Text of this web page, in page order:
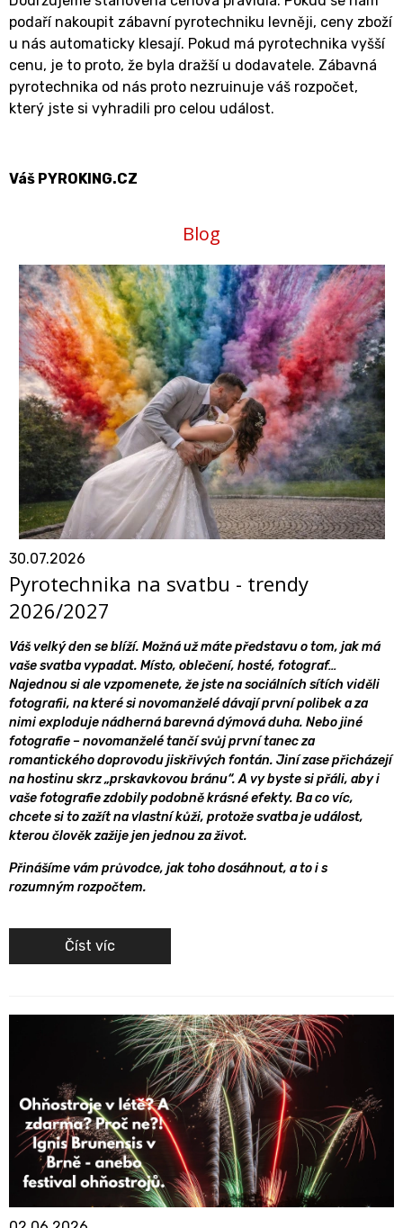
podaří nakoupit zábavní pyrotechniku levněji, ceny zboží
u nás automaticky klesají. Pokud má pyrotechnika vyšší
cenu, je to proto, že byla dražší u dodavatele. Zábavná
pyrotechnika od nás proto nezruinuje váš rozpočet,
který jste si vyhradili pro celou událost.
Váš PYROKING.CZ
Blog
30.07.2026
Pyrotechnika na svatbu - trendy
2026/2027
Váš velký den se blíží. Možná už máte představu o tom, jak má
vaše svatba vypadat. Místo, oblečení, hosté, fotograf…
Najednou si ale vzpomenete, že jste na sociálních sítích viděli
fotografii, na které si novomanželé dávají první polibek a za
nimi exploduje nádherná barevná dýmová duha. Nebo jiné
fotografie – novomanželé tančí svůj první tanec za
romantického doprovodu jiskřivých fontán. Jiní zase přicházejí
na hostinu skrz „prskavkovou bránu“. A vy byste si přáli, aby i
vaše fotografie zdobily podobně krásné efekty. Ba co víc,
chcete si to zažít na vlastní kůži, protože svatba je událost,
kterou člověk zažije jen jednou za život.
Přinášíme vám průvodce, jak toho dosáhnout, a to i s
rozumným rozpočtem.
Číst víc